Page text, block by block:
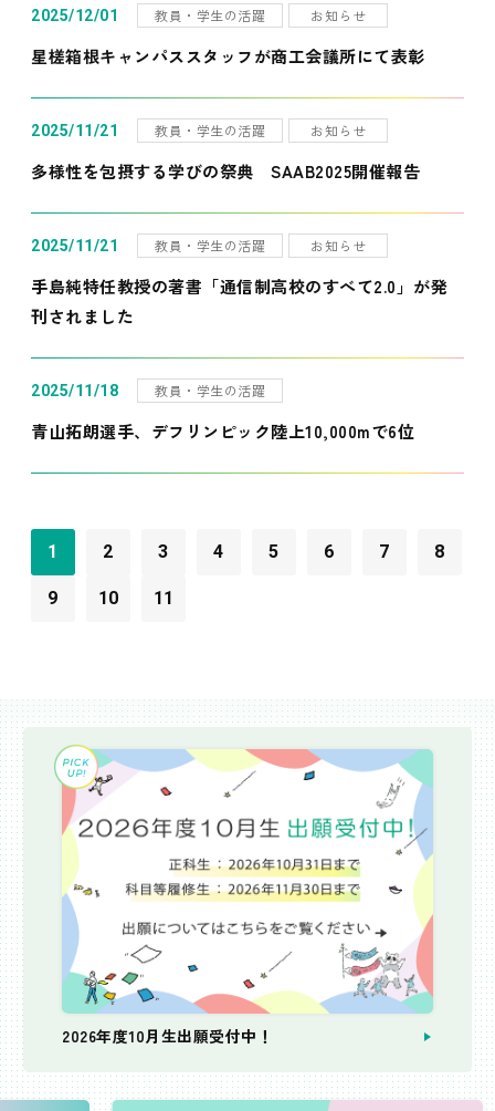
2025/12/01 教員・学生の活躍 お知らせ
星槎箱根キャンパススタッフが商工会議所にて表彰
2025/11/21 教員・学生の活躍 お知らせ
多様性を包摂する学びの祭典 SAAB2025開催報告
2025/11/21 教員・学生の活躍 お知らせ
手島純特任教授の著書「通信制高校のすべて2.0」が発
刊されました
2025/11/18 教員・学生の活躍
青山拓朗選手、デフリンピック陸上10,000mで6位
1 2 3 4 5 6 7 8
9 10 11
2026年度10月生出願受付中！